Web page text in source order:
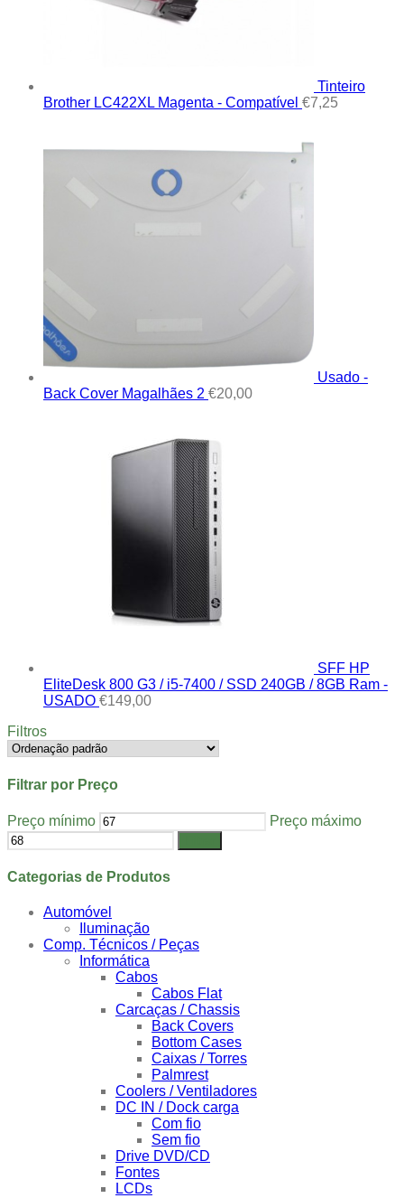
Tinteiro
Brother LC422XL Magenta - Compatível €7,25
Usado -
Back Cover Magalhães 2 €20,00
SFF HP
EliteDesk 800 G3 / i5-7400 / SSD 240GB / 8GB Ram -
USADO €149,00
Filtros
Filtrar por Preço
Preço mínimo Preço máximo
Categorias de Produtos
Automóvel
Iluminação
Comp. Técnicos / Peças
Informática
Cabos
Cabos Flat
Carcaças / Chassis
Back Covers
Bottom Cases
Caixas / Torres
Palmrest
Coolers / Ventiladores
DC IN / Dock carga
Com fio
Sem fio
Drive DVD/CD
Fontes
LCDs